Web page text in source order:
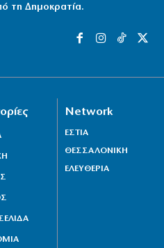
τη Δημοκρατία.
Network
ΕΣΤΙΑ
ΘΕΣΣΑΛΟΝΙΚΗ
ΕΛΕΥΘΕΡΙΑ